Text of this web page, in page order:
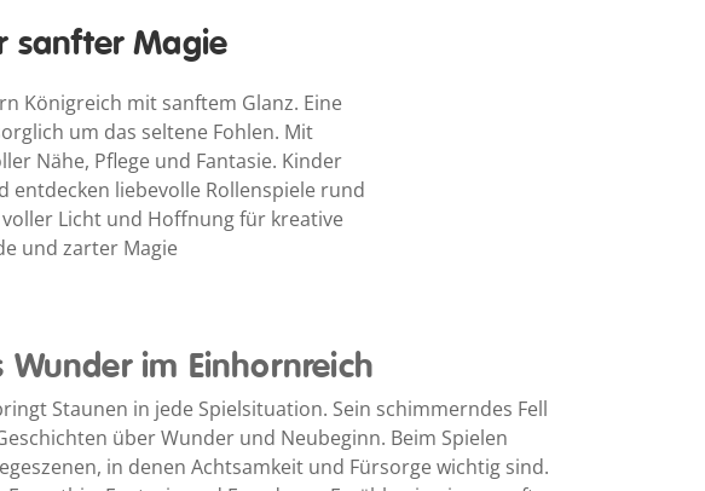
sanfter Magie
Königreich mit sanftem Glanz. Eine
um das seltene Fohlen. Mit
Nähe, Pflege und Fantasie. Kinder
entdecken liebevolle Rollenspiele rund
Licht und Hoffnung für kreative
und zarter Magie
Wunder im Einhornreich
Staunen in jede Spielsituation. Sein schimmerndes Fell
über Wunder und Neubeginn. Beim Spielen
in denen Achtsamkeit und Fürsorge wichtig sind.